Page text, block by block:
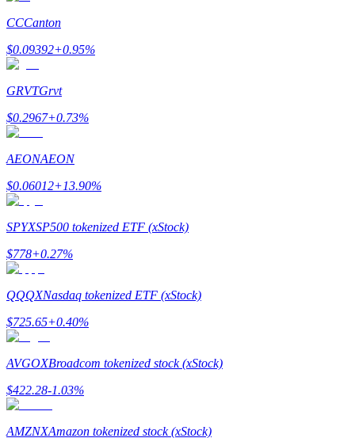
Guia
Estratégias de negociação
CCCanton
$0.09392+0.95%
GRVTGrvt
$0.2967+0.73%
AEONAEON
$0.06012+13.90%
SPYXSP500 tokenized ETF (xStock)
$778+0.27%
QQQXNasdaq tokenized ETF (xStock)
$725.65+0.40%
AVGOXBroadcom tokenized stock (xStock)
$422.28-1.03%
AMZNXAmazon tokenized stock (xStock)